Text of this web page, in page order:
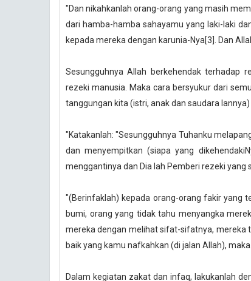
"Dan nikahkanlah orang-orang yang masih
dari hamba-hamba sahayamu yang laki-laki
kepada mereka dengan karunia-Nya[3]. Dan
Sesungguhnya Allah berkehendak terhadap
rezeki manusia. Maka cara bersyukur dari
tanggungan kita (istri, anak dan saudara
"Katakanlah: "Sesungguhnya Tuhanku
dan menyempitkan (siapa yang
menggantinya dan Dia lah Pemberi rezeki yang
"(Berinfaklah) kepada orang-orang fakir yang
bumi, orang yang tidak tahu menyangka
mereka dengan melihat sifat-sifatnya, mereka
baik yang kamu nafkahkan (di jalan Allah),
Dalam kegiatan zakat dan infaq, lakukanlah